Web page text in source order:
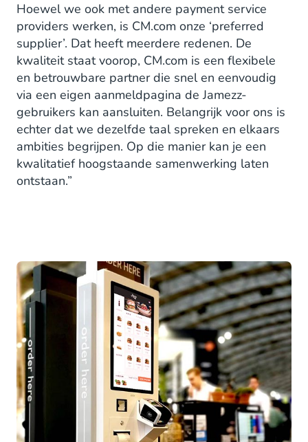
Hoewel we ook met andere payment service
providers werken, is CM.com onze ‘preferred
supplier’. Dat heeft meerdere redenen. De
kwaliteit staat voorop, CM.com is een flexibele
en betrouwbare partner die snel en eenvoudig
via een eigen aanmeldpagina de Jamezz-
gebruikers kan aansluiten. Belangrijk voor ons is
echter dat we dezelfde taal spreken en elkaars
ambities begrijpen. Op die manier kan je een
kwalitatief hoogstaande samenwerking laten
ontstaan.”